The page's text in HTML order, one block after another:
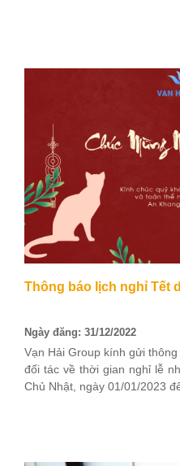
Thông báo lịch nghỉ Tết
Ngày đăng: 31/12/2022
Vạn Hải Group kính gửi
đối tác về thời gian nghỉ lễ
Chủ Nhật, ngày 01/01/2023